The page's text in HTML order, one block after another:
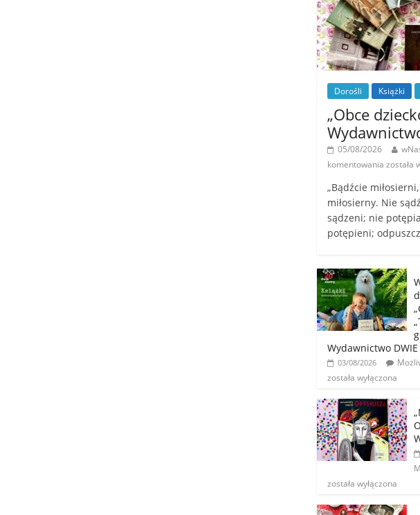
Dorośli Książki
„Obce
05/08/2026
komentowania została
„Bądźcie
miłosierny. Nie
sądzeni; nie
potępieni;
Wydawnictwo DWIE
03/08/2026
została wyłączona
została wyłączona